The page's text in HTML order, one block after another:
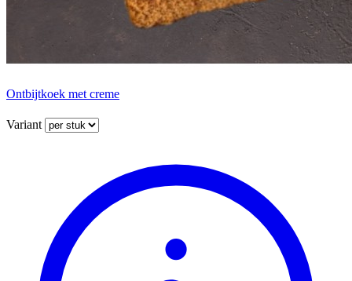
Ontbijtkoek met creme
Variant